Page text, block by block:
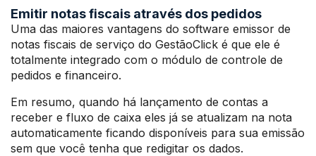
Emitir notas fiscais através dos pedidos
Uma das maiores vantagens do software emissor de
notas fiscais de serviço do GestãoClick é que ele é
totalmente integrado com o módulo de controle de
pedidos e financeiro.
Em resumo, quando há lançamento de contas a
receber e fluxo de caixa eles já se atualizam na nota
automaticamente ficando disponíveis para sua emissão
sem que você tenha que redigitar os dados.